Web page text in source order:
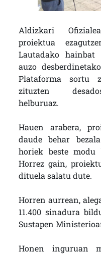
Aldizkari
proiektua
Lautadako hainbat
auzo
Plataforma sortu
zituzten
helburuaz.
Hauen arabera,
daude behar
horiek beste modu
Horrez gain,
dituela salatu dute.
Horren aurrean,
11.400 sinadura
Sustapen
Honen inguruan